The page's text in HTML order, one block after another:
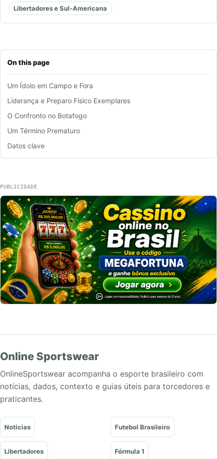
On this page
Um Ídolo em Campo e Fora
Liderança e Preparo Físico Exemplares
O Confronto no Botafogo
Um Término Prematuro
Datos clave
Libertadores e Sul-Americana
PUBLICIDADE
Online Sportswear
OnlineSportswear acompanha o esporte brasileiro com
notícias, dados, contexto e guias úteis para torcedores e
praticantes.
Notícias Futebol Brasileiro
Libertadores Fórmula 1